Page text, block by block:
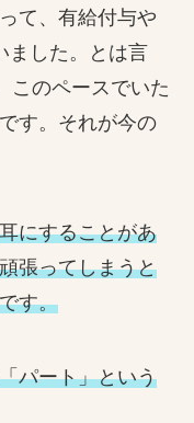
て、有給付与や
ました。とは言
このペースでいた
す。それが今の
にすることがあ
張ってしまうと
す。
パート」という